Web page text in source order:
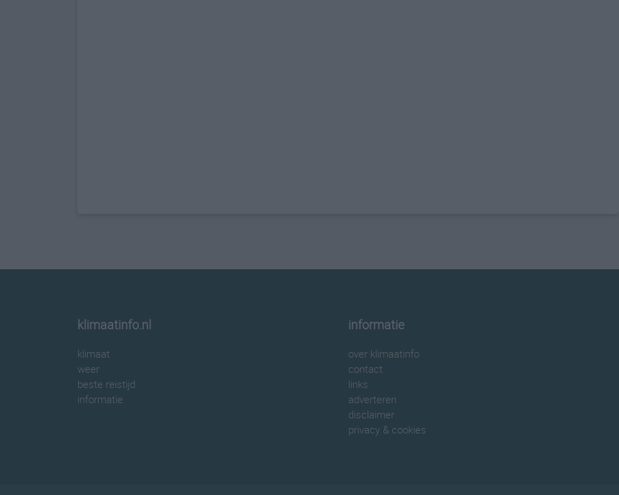
klimaatinfo.nl
klimaat
weer
beste reistijd
informatie
informatie
over klimaatinfo
contact
links
adverteren
disclaimer
privacy & cookies